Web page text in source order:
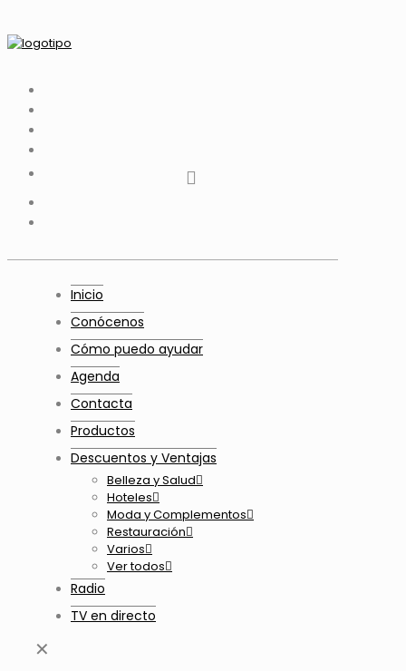
Youtube
Inicio
Conócenos
Cómo puedo ayudar
Agenda
Contacta
Productos
Descuentos y Ventajas
Belleza y Salud
Hoteles
Moda y Complementos
Restauración
Varios
Ver todos
Radio
TV en directo
✕